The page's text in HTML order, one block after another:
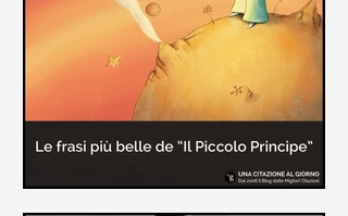
causa la tubercolosi che le tolse la
vita ad appena 30 anni (...)